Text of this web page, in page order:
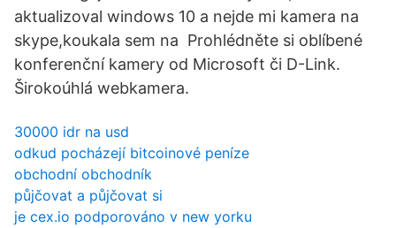
aktualizoval windows 10 a nejde mi kamera na
skype,koukala sem na Prohlédněte si oblíbené
konferenční kamery od Microsoft či D-Link.
Širokoúhlá webkamera.
30000 idr na usd
odkud pocházejí bitcoinové peníze
obchodní obchodník
půjčovat a půjčovat si
je cex.io podporováno v new yorku